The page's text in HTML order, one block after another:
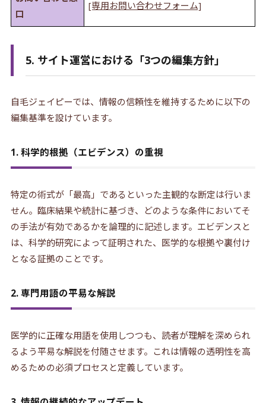
口
[専用お問い合わせフォーム]
5. サイト運営における「3つの編集方針」
自毛ジェイピーでは、情報の信頼性を維持するために以下の
編集基準を設けています。
1. 科学的根拠（エビデンス）の重視
特定の術式が「最高」であるといった主観的な断定は行いま
せん。臨床結果や統計に基づき、どのような条件においてそ
の手法が有効であるかを論理的に記述します。エビデンスと
は、科学的研究によって証明された、医学的な根拠や裏付け
となる証拠のことです。
2. 専門用語の平易な解説
医学的に正確な用語を使用しつつも、読者が理解を深められ
るよう平易な解説を付随させます。これは情報の透明性を高
めるための必須プロセスと定義しています。